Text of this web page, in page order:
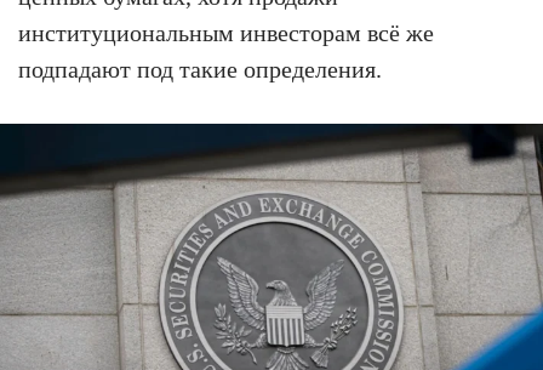
институциональным инвесторам всё же
подпадают под такие определения.